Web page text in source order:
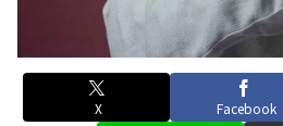
X Facebook